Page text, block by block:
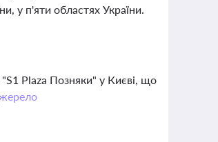
у п'яти областях України.
Plaza Позняки" у Києві, що